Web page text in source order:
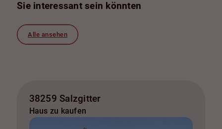
Sie interessant sein könnten
Alle ansehen
38259 Salzgitter
Haus zu kaufen